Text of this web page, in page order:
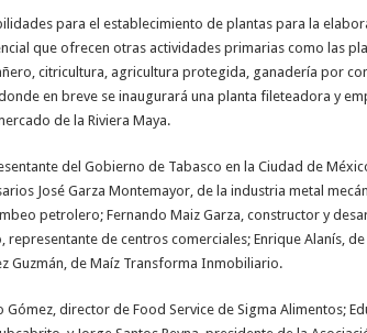
para el establecimiento de plantas para la
que ofrecen otras actividades primarias como las
citricultura, agricultura protegida, ganadería por
en breve se inaugurará una planta fileteadora y
de la Riviera Maya.
del Gobierno de Tabasco en la Ciudad de
José Garza Montemayor, de la industria metal
petrolero; Fernando Maiz Garza, constructor y
de centros comerciales; Enrique Alanís, de
Guzmán, de Maíz Transforma Inmobiliario.
director de Food Service de Sigma Alimentos;